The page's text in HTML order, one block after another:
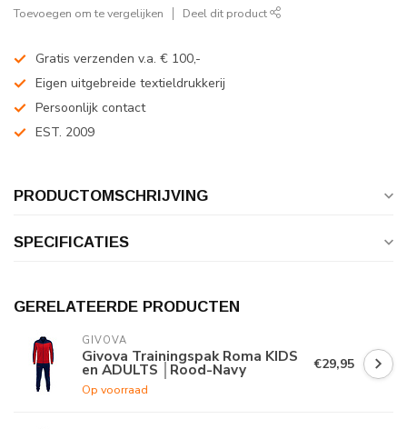
Toevoegen om te vergelijken Deel dit product
Gratis verzenden v.a. € 100,-
Eigen uitgebreide textieldrukkerij
Persoonlijk contact
EST. 2009
PRODUCTOMSCHRIJVING
SPECIFICATIES
GERELATEERDE PRODUCTEN
GIVOVA
Givova Trainingspak Roma KIDS
en ADULTS │Rood-Navy
Op voorraad
€29,95